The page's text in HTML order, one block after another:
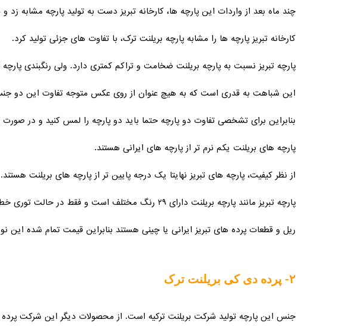
چند ماه بعد از واردات این پارچه ها، کارخانه تبریز دست به تولید پارچه مشابه
کارخانه تبریز پارچه ها را مشابه پارچه بریلنت ترک، با تفاوت های جزئی تولید کرد.
پارچه تبریز نسبت به پارچه بریلنت ضخامت و تراکم کمتری دارد. ولی رنگبندی
این شباهت به قدری است که به هیچ عنوان از روی عکس متوجه تفاوت این دو
بنابراین برای تشخصی تفاوت دو پارچه حتما باید دو پارچه را لمس کنید و در
پارچه های بریلنت یکم نرم تر از پارچه های ایرانی هستند.
از نظر کیفیت، پارچه های تبریز نهایتا یک درجه پایین تر از پارچه های بریلنت هستند.
پارچه تبریز مانند پارچه بریلنت دارای ۲۹ رنگ مختلف است و فقط در حالت توری خطی تولید می شوند.
ریل و قطعات پرده های تبریز ایرانی یا چینی هستند بنابراین قیمت تمام شده این
۲- پرده دی کی بریلنت ترک
جنس این پارچه تولید شرکت بریلنت ترکیه است. از محصولات دیگر این شرکت پرده